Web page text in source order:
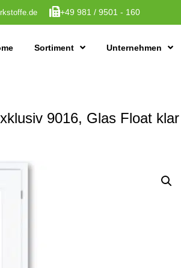
+49 981 / 9501 - 160
Sortiment Unternehmen
9016, Glas Float klar